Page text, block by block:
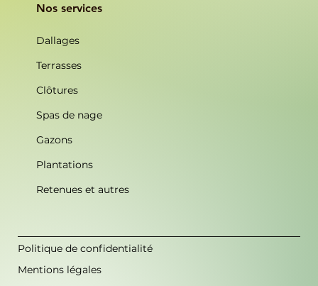
Politique de confidentialité
Mentions légales
Nos services
Dallages
Terrasses
Clôtures
Spas de nage
Gazons
Plantations
Retenues et autres